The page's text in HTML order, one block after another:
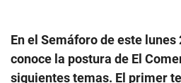
En el Semáforo de este
conoce la postura de El
siguientes temas. El primer